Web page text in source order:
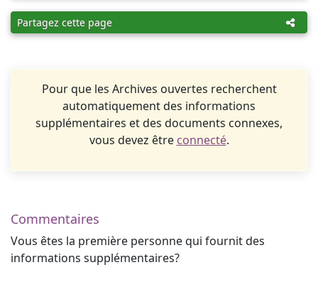
Partagez cette page
Pour que les Archives ouvertes recherchent
automatiquement des informations
supplémentaires et des documents connexes,
vous devez être connecté.
Commentaires
Vous êtes la première personne qui fournit des
informations supplémentaires?